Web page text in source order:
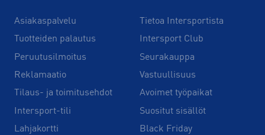
Asiakaspalvelu
Tuotteiden palautus
Peruutusilmoitus
Reklamaatio
Tilaus- ja toimitusehdot
Intersport-tili
Lahjakortti
Tietoa Intersportista
Intersport Club
Seurakauppa
Vastuullisuus
Avoimet työpaikat
Suositut sisällöt
Black Friday